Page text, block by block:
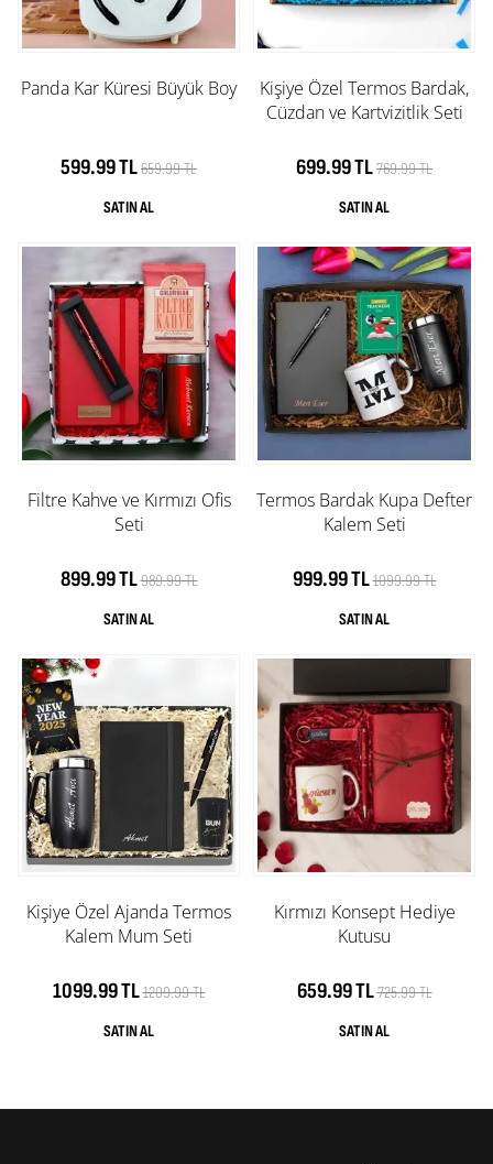
Panda Kar Küresi Büyük Boy
599.99 TL659.99 TL
Kişiye Özel Termos Bardak,
Cüzdan ve Kartvizitlik Seti
699.99 TL769.99 TL
Filtre Kahve ve Kırmızı Ofis
Seti
899.99 TL989.99 TL
Termos Bardak Kupa Defter
Kalem Seti
999.99 TL1099.99 TL
Kişiye Özel Ajanda Termos
Kalem Mum Seti
1099.99 TL1209.99 TL
Kırmızı Konsept Hediye
Kutusu
659.99 TL725.99 TL